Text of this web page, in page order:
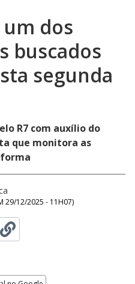
um dos
buscados
segunda
R7 com auxílio do
que monitora as
29/12/2025 - 11H07)